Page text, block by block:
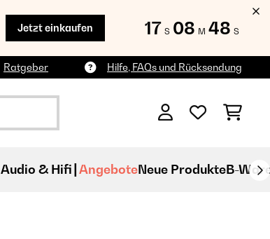
Jetzt einkaufen 17 S 08 M 46 S
Ratgeber Hilfe, FAQs und Rücksendung
Audio & Hifi AngeboteNeue ProdukteB-